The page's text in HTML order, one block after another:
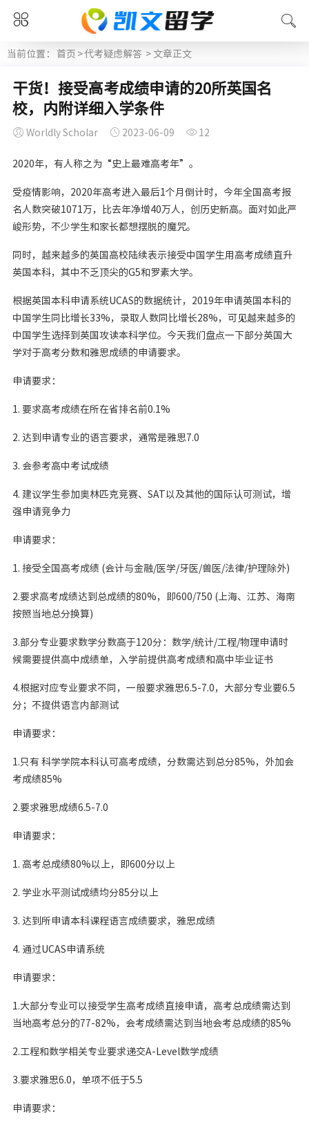
当前位置： 首页 >代考疑虑解答 > 文章正文
干货！接受高考成绩申请的20所英国名
校，内附详细入学条件
Worldly Scholar 2023-06-09 12
2020年，有人称之为“史上最难高考年”。
受疫情影响，2020年高考进入最后1个月倒计时，今年全国高考报
名人数突破1071万，比去年净增40万人，创历史新高。面对如此严
峻形势，不少学生和家长都想摆脱的魔咒。
同时，越来越多的英国高校陆续表示接受中国学生用高考成绩直升
英国本科，其中不乏顶尖的G5和罗素大学。
根据英国本科申请系统UCAS的数据统计，2019年申请英国本科的
中国学生同比增长33%，录取人数同比增长28%，可见越来越多的
中国学生选择到英国攻读本科学位。今天我们盘点一下部分英国大
学对于高考分数和雅思成绩的申请要求。
申请要求：
1. 要求高考成绩在所在省排名前0.1%
2. 达到申请专业的语言要求，通常是雅思7.0
3. 会参考高中考试成绩
4. 建议学生参加奥林匹克竞赛、SAT以及其他的国际认可测试，增
强申请竞争力
申请要求：
1. 接受全国高考成绩 (会计与金融/医学/牙医/兽医/法律/护理除外)
2.要求高考成绩达到总成绩的80%，即600/750 (上海、江苏、海南
按照当地总分换算)
3.部分专业要求数学分数高于120分：数学/统计/工程/物理申请时
候需要提供高中成绩单，入学前提供高考成绩和高中毕业证书
4.根据对应专业要求不同，一般要求雅思6.5-7.0，大部分专业要6.5
分；不提供语言内部测试
申请要求：
1.只有 科学学院本科认可高考成绩，分数需达到总分85%，外加会
考成绩85%
2.要求雅思成绩6.5-7.0
申请要求：
1. 高考总成绩80%以上，即600分以上
2. 学业水平测试成绩均分85分以上
3. 达到所申请本科课程语言成绩要求，雅思成绩
4. 通过UCAS申请系统
申请要求：
1.大部分专业可以接受学生高考成绩直接申请，高考总成绩需达到
当地高考总分的77-82%，会考成绩需达到当地会考总成绩的85%
2.工程和数学相关专业要求递交A-Level数学成绩
3.要求雅思6.0，单项不低于5.5
申请要求：